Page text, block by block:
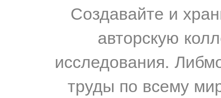
Создавайте и
авторскую
исследования.
труды по всему